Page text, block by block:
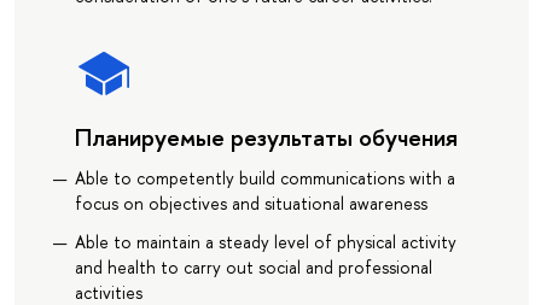
Планируемые результаты обучения
Able to competently build communications with a
focus on objectives and situational awareness
Able to maintain a steady level of physical activity
and health to carry out social and professional
activities